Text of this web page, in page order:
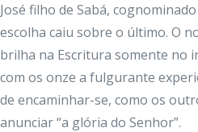
José filho de Sabá,
escolha caiu sobre o último. O
brilha na Escritura somente no
com os onze a fulgurante
de encaminhar-se, como os
anunciar “a glória do Senhor”.